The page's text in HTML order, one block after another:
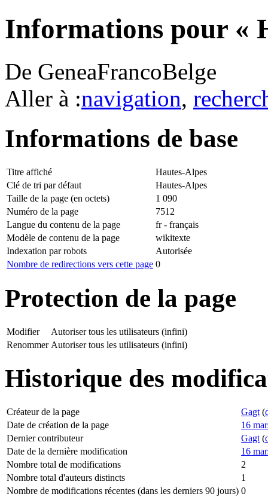
Informations pour «
De GeneaFrancoBelge
Aller à :navigation,
Informations de base
Titre affiché
Hautes-Alpes
Clé de tri par défaut
Hautes-Alpes
Taille de la page (en octets)
1 090
Numéro de la page
7512
Langue du contenu de la page
fr - français
Modèle de contenu de la page
wikitexte
Indexation par robots
Autorisée
Nombre de redirections vers cette page 0
Protection de la page
Modifier
Autoriser tous les utilisateurs (infini)
Renommer Autoriser tous les utilisateurs (infini)
Historique des
Créateur de la page Gagt (
Date de création de la page
16
Dernier contributeur
Gagt (
Date de la dernière modification
16
Nombre total de modifications
2
Nombre total d'auteurs distincts
1
Nombre de modifications récentes (dans les derniers 90 jours) 0